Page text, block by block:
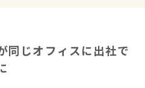
同じオフィスに出社で